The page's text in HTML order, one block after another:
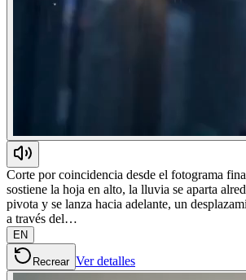
Corte por coincidencia desde el fotograma
sostiene la hoja en alto, la lluvia se aparta
pivota y se lanza hacia adelante, un
a través del…
EN
Recrear Ver detalles